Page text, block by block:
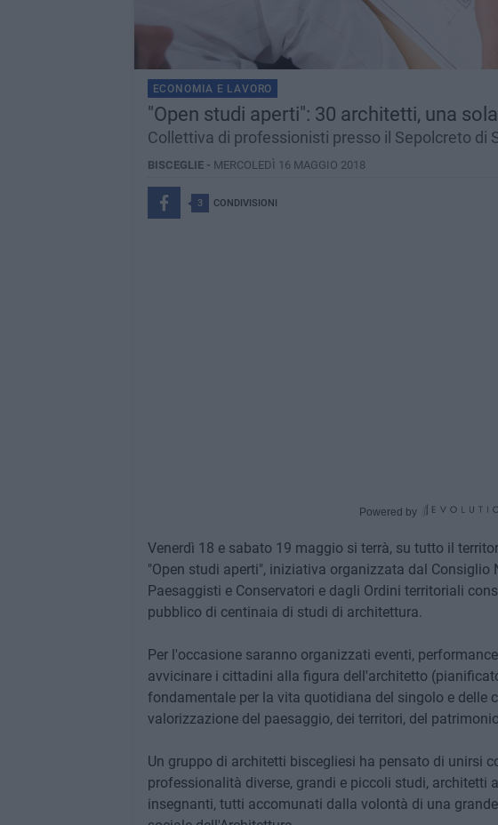
ECONOMIA E LAVORO
"Open studi aperti": 30 architetti, una
Collettiva di professionisti presso il Sepolcreto di
BISCEGLIE - MERCOLEDÌ 16 MAGGIO 2018
3 CONDIVISIONI
Powered by
Venerdì 18 e sabato 19 maggio si terrà, su tutto il
"Open studi aperti", iniziativa organizzata dal
Paesaggisti e Conservatori e dagli Ordini territoriali
pubblico di centinaia di studi di architettura.
Per l'occasione saranno organizzati eventi,
avvicinare i cittadini alla figura dell'architetto
fondamentale per la vita quotidiana del singolo e delle
valorizzazione del paesaggio, dei territori, del
Un gruppo di architetti biscegliesi ha pensato di unirsi
professionalità diverse, grandi e piccoli studi, architetti
insegnanti, tutti accomunati dalla volontà di una